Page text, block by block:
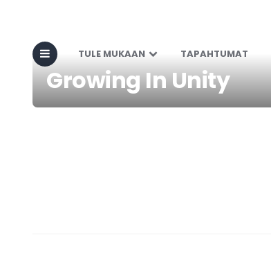
TULE MUKAAN TAPAHTUMAT
Growing In Unity